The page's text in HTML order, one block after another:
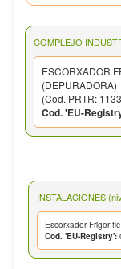
COMPLEJO
ESCORXADOR
(DEPURADORA)
(Cod. PRTR:
Cod. 'EU-
INSTALACIONES
Escorxador
Cod. 'EU-Registry':